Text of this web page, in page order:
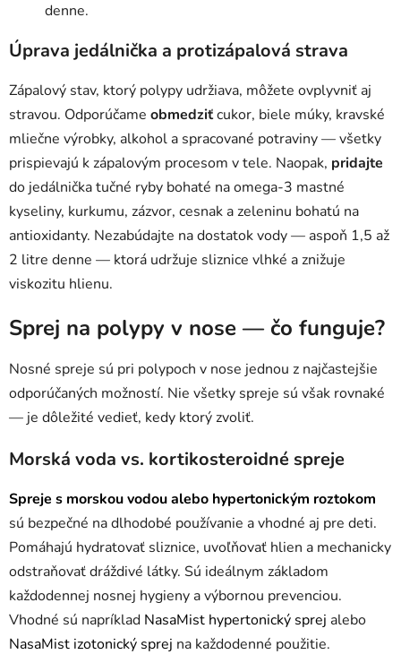
denne.
Úprava jedálnička a protizápalová strava
Zápalový stav, ktorý polypy udržiava, môžete ovplyvniť aj
stravou. Odporúčame obmedziťcukor, biele múky, kravské
mliečne výrobky, alkohol a spracované potraviny — všetky
prispievajú k zápalovým procesom v tele. Naopak, pridajte
do jedálnička tučné ryby bohaté na omega-3 mastné
kyseliny, kurkumu, zázvor, cesnak a zeleninu bohatú na
antioxidanty. Nezabúdajte na dostatok vody — aspoň 1,5 až
2 litre denne — ktorá udržuje sliznice vlhké a znižuje
viskozitu hlienu.
Sprej na polypy v nose — čo funguje?
Nosné spreje sú pri polypoch v nose jednou z najčastejšie
odporúčaných možností. Nie všetky spreje sú však rovnaké
— je dôležité vedieť, kedy ktorý zvoliť.
Morská voda vs. kortikosteroidné spreje
Spreje s morskou vodou alebo hypertonickým roztokom
sú bezpečné na dlhodobé používanie a vhodné aj pre deti.
Pomáhajú hydratovať sliznice, uvoľňovať hlien a mechanicky
odstraňovať dráždivé látky. Sú ideálnym základom
každodennej nosnej hygieny a výbornou prevenciou.
Vhodné sú napríklad NasaMist hypertonický sprej alebo
NasaMist izotonický sprej na každodenné použitie.